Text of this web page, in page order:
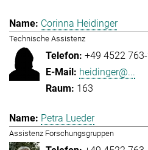
Corinna Heidinger
Technische Assistenz
+49 4522
heidinger@...
163
Petra Lueder
Assistenz Forschungsgruppen